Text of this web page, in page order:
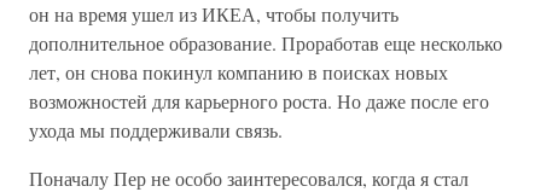
он на время ушел из ИКЕА, чтобы получить
дополнительное образование. Проработав еще несколько
лет, он снова покинул компанию в поисках новых
возможностей для карьерного роста. Но даже после его
ухода мы поддерживали связь.
Поначалу Пер не особо заинтересовался, когда я стал